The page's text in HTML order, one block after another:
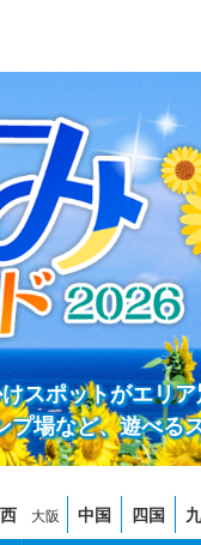
スポットがエリ
場など、遊べる
大阪 中国 四国